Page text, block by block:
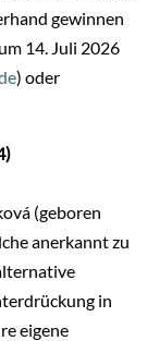
gewinnen
14. Juli 2026
) oder
(geboren
anerkannt zu
in
eigene